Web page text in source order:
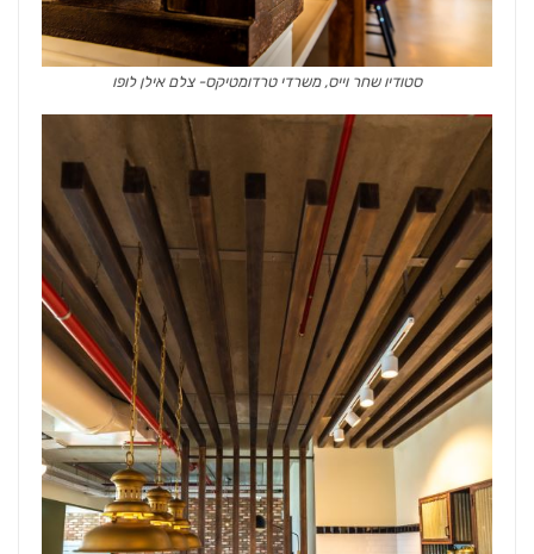
סטודיו שחר וייס, משרדי טרדומטיקס- צלם אילן לופו